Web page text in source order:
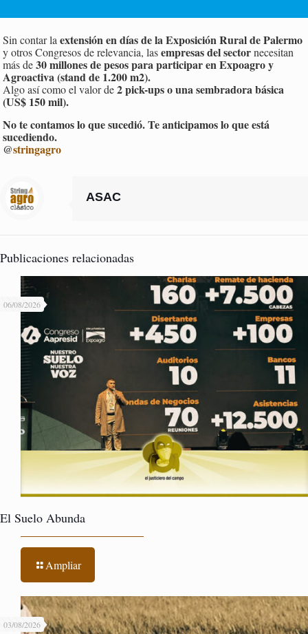
Sin contar laextensión en días de la Exposición Rural de Palermo
y otros Congresos de relevancia, lasempresas del sectornecesitan
más de30 millones de pesos para participar en Expoagro y
Agroactiva (stand de 1.200 m2).
Algo así como el valor de2 pick-ups o una sembradora básica
(US$ 150 mil).
No te contamos lo que sucedió. Te anticipamos lo que está
sucediendo.
@stringagro
ASAC
Publicaciones relacionadas
06/08/2026
El Suelo Abunda
Ampliar
03/08/2026